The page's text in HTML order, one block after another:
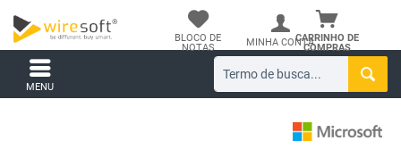
CARRINHO DE
COMPRAS
BLOCO DE
NOTAS
MINHA CONTA
MENU